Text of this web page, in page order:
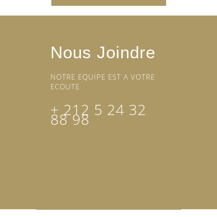
Nous Joindre
NOTRE EQUIPE EST A VOTRE
ECOUTE
+ 212 5 24 32
88 98